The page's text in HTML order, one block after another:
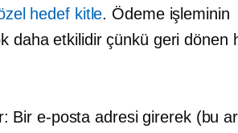
hedef kitle. Ödeme işleminin
daha etkilidir çünkü geri dönen
Bir e-posta adresi girerek (bu